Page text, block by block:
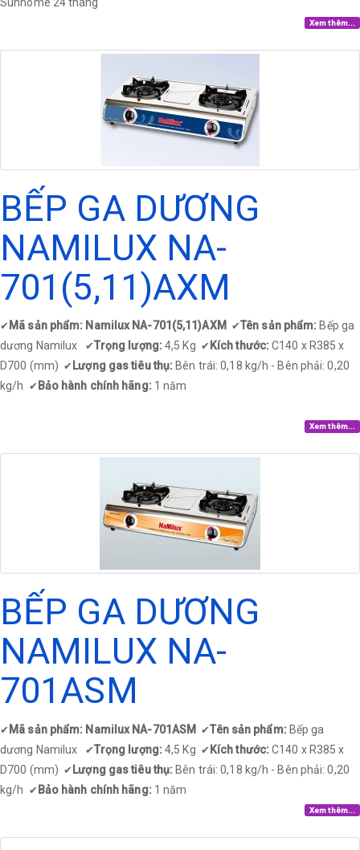
Xem thêm...
BẾP GA DƯƠNG
NAMILUX NA-
701(5,11)AXM
✔ Mã sản phẩm: Namilux NA-701(5,11)AXM ✔Tên sản phẩm: Bếp ga
dương Namilux
✔Trọng lượng:4,5 Kg ✔ Kích thước: C140 x R385 x
D700 (mm) ✔ Lượng gas tiêu thụ: Bên trái: 0,18 kg/h - Bên phải: 0,20
kg/h ✔ Bảo hành chính hãng: 1 năm
Xem thêm...
BẾP GA DƯƠNG
NAMILUX NA-
701ASM
✔ Mã sản phẩm: Namilux NA-701ASM ✔Tên sản phẩm: Bếp ga
dương Namilux
✔Trọng lượng: 4,5 Kg ✔ Kích thước:C140 x R385 x
D700 (mm) ✔ Lượng gas tiêu thụ: Bên trái: 0,18 kg/h - Bên phải: 0,20
kg/h ✔ Bảo hành chính hãng: 1 năm
Xem thêm...